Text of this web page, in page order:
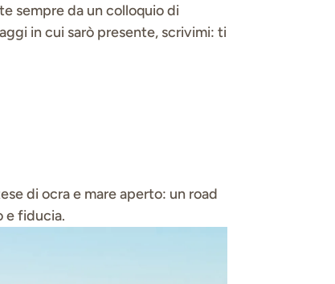
sempre da un colloquio di
in cui sarò presente, scrivimi: ti
di ocra e mare aperto: un road
e fiducia.